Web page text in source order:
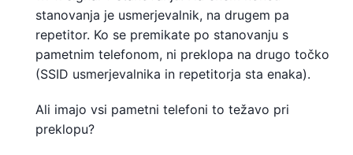
stanovanja je usmerjevalnik, na drugem pa
repetitor. Ko se premikate po stanovanju s
pametnim telefonom, ni preklopa na drugo točko
(SSID usmerjevalnika in repetitorja sta enaka).
Ali imajo vsi pametni telefoni to težavo pri
preklopu?